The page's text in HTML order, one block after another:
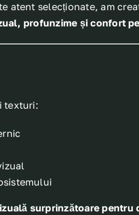
atent selecționate, am
profunzime și confort
texturi:
surprinzătoare pentru